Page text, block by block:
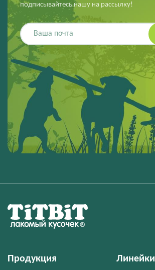
подписывайтесь нашу на рассылку!
Продукция Линейки